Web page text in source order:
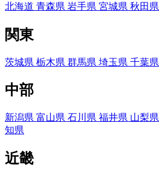
北海道 青森県 岩手県 宮城県 秋田県
関東
茨城県 栃木県 群馬県 埼玉県 千葉県
中部
新潟県 富山県 石川県 福井県 山梨県
知県
近畿